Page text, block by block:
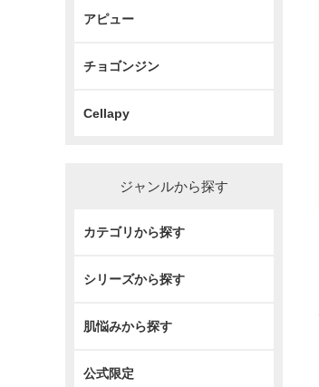
アピュー
チョゴンジン
Cellapy
ジャンルから探す
カテゴリから探す
シリーズから探す
肌悩みから探す
公式限定